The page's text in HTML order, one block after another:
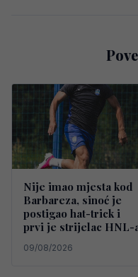
Nije imao mjesta kod
Barbareza, sinoć je
postigao hat-trick i
prvi je strijelac HNL-
09/08/2026